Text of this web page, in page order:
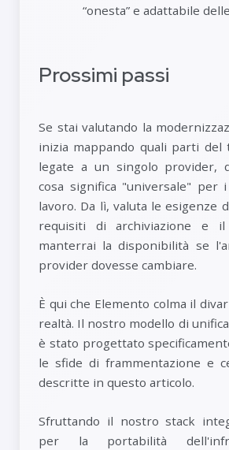
“onesta” e adattabile
Prossimi passi
Se stai valutando la
inizia mappando quali parti del
legate a un singolo provider,
cosa significa "universale" per
lavoro. Da lì, valuta le esigenze
requisiti di archiviazione e
manterrai la disponibilità se
provider dovesse cambiare.
È qui che Elemento colma il
realtà. Il nostro modello di
è stato progettato
le sfide di frammentazione e
descritte in questo articolo.
Sfruttando il nostro stack
per la portabilità